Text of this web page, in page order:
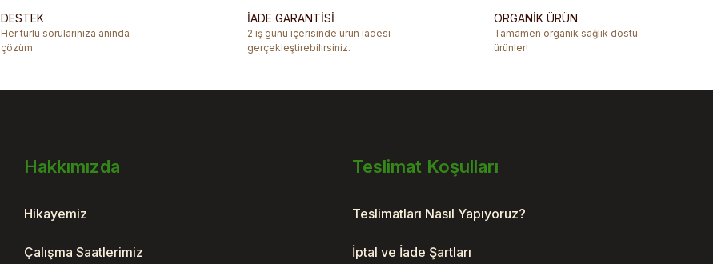
DESTEK
Her türlü sorularınıza anında
çözüm.
İADE GARANTİSİ
2 iş günü içerisinde ürün iadesi
gerçekleştirebilirsiniz.
ORGANİK ÜRÜN
Tamamen organik sağlık dostu
ürünler!
Hakkımızda
Hikayemiz
Çalışma Saatlerimiz
Teslimat Koşulları
Teslimatları Nasıl Yapıyoruz?
İptal ve İade Şartları